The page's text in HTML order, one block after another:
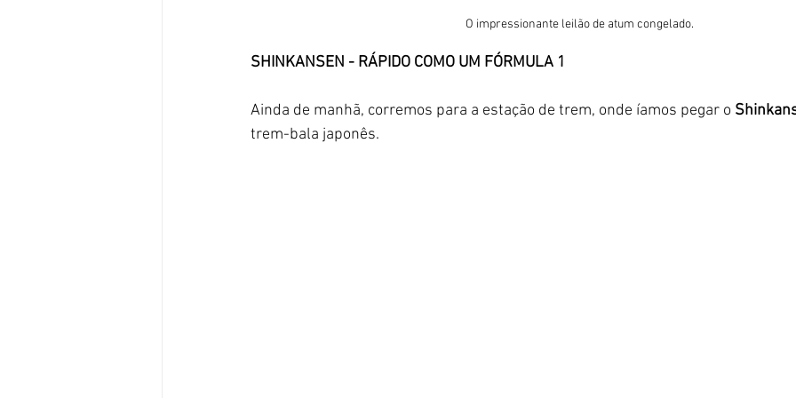
O impressionante leilão de atum congelado.
SHINKANSEN - RÁPIDO COMO UM FÓRMULA 1
Ainda de manhã, corremos para a estação de trem, onde íamos pegar o
trem-bala japonês.